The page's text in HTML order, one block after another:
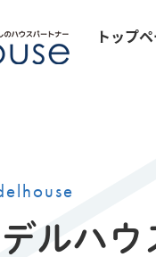
トップ
ルハウ